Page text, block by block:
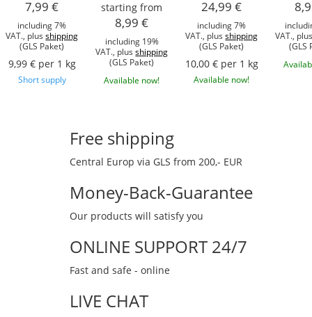
7,99 €
including 7%
VAT., plusshipping
(GLS Paket)
9,99 € per 1 kg
Short supply
starting from
8,99 €
including 19%
VAT., plusshipping
(GLS Paket)
Available now!
24,99 €
including 7%
VAT., plusshipping
(GLS Paket)
10,00 € per 1 kg
Available now!
VAT.,
(GLS
Free shipping
Central Europ via GLS from 200,- EUR
Money-Back-Guarantee
Our products will satisfy you
ONLINE SUPPORT 24/7
Fast and safe - online
LIVE CHAT